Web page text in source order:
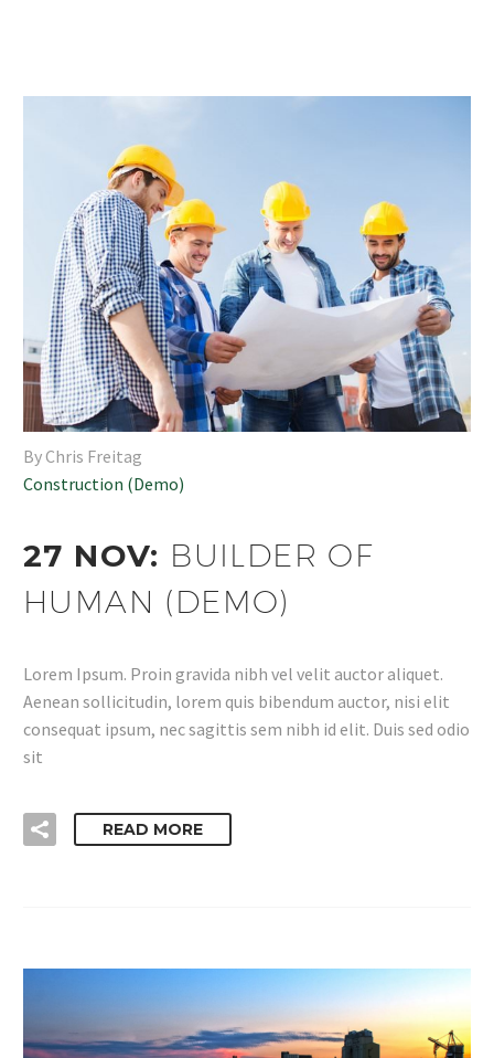
By Chris Freitag
Construction (Demo)
27 NOV: BUILDER OF
HUMAN (DEMO)
Lorem Ipsum. Proin gravida nibh vel velit auctor aliquet.
Aenean sollicitudin, lorem quis bibendum auctor, nisi elit
consequat ipsum, nec sagittis sem nibh id elit. Duis sed odio
sit
READ MORE